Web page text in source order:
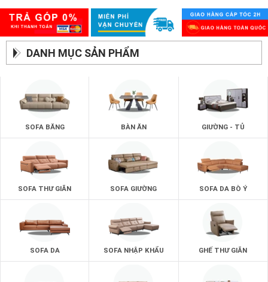
DANH MỤC SẢN PHẨM
SOFA BĂNG BÀN ĂN GIƯỜNG - TỦ
SOFA THƯ GIÃN SOFA GIƯỜNG SOFA DA BÒ Ý
SOFA DA SOFA NHẬP KHẨU GHẾ THƯ GIÃN